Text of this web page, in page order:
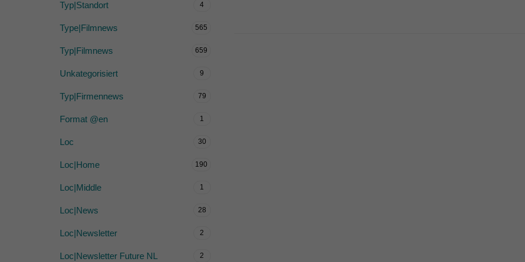
Typ|Standort 4
Type|Filmnews 565
Typ|Filmnews 659
Unkategorisiert 9
Typ|Firmennews 79
Format @en 1
Loc 30
Loc|Home 190
Loc|Middle 1
Loc|News 28
Loc|Newsletter 2
Loc|Newsletter Future NL 2